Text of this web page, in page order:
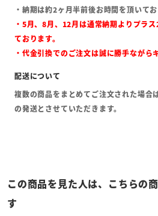
・納期は約2ヶ月半前後お時間を頂いてお
・5月、8月、12月は通常納期よりプラ
ております。
・代金引換でのご注文は誠に勝手ながら
複数の商品をまとめてご注文された場合
の発送とさせていただきます。
この商品を見た人は、こちらの
す